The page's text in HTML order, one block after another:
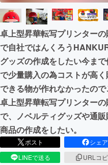
ビジネス・起業
まちづくり・地域
CAMPFIRE for Social
CAMPFIREふるさと
卓上型昇華転写プリンターの
で自社ではんくろう
グッズの作成をしたい今ま
で少量購入の為コストが高
できる物が作れなかったの
卓上型昇華転写プリンターの
で、ノベルティグッズや通
商品の作成をしたい。
ポスト
シェア
LINEで送る
URLコ